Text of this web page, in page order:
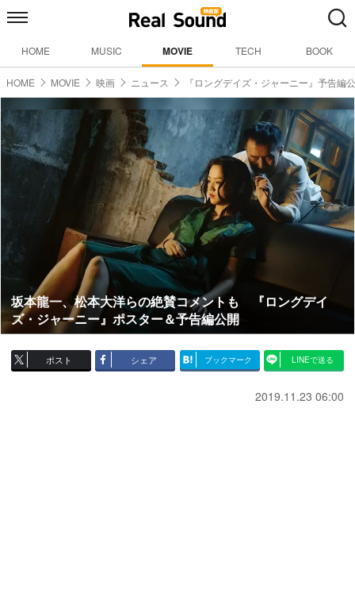
HOME MUSIC MOVIE TECH BOOK
HOME MOVIE 映画 ニュース 『ロングデイズ・ジャーニー』予告編
坂本龍一、松本大洋らの絶賛コメントも 『ロングデイ
ズ・ジャーニー』ポスター＆予告編公開
ポスト シェア ブックマーク LINEで送る
2019.11.23 06:00